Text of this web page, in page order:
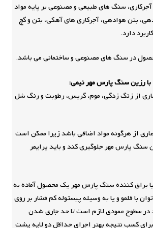
سنگ های طبیعی و مصنوعی بر پایه مواد
بتن هوادهی، آجرکاری های آهکی، بتن و گچ
دارد.
در سنگ های مصنوعی و ساختمانی می باشد.
با رزین سنگ پارس مهر نیمی:
عاری از زنگ زدگی، موم، گریس، رطوبت و رنگ شل
از هرگونه مواد اضافی باشد زیرا ممکن است
پارس مهر جلوگیری کند و باید پرایمر
براق کننده سنگ پارس مهر یک محصول آماده به
با قلمو و یا به وسیله پیستوله کم فشار بر روی
در سطوح عمودی لازم است تا حد جاری شدن
کسب نتیجه بهتر اجرای حداقل دو لایه پشت